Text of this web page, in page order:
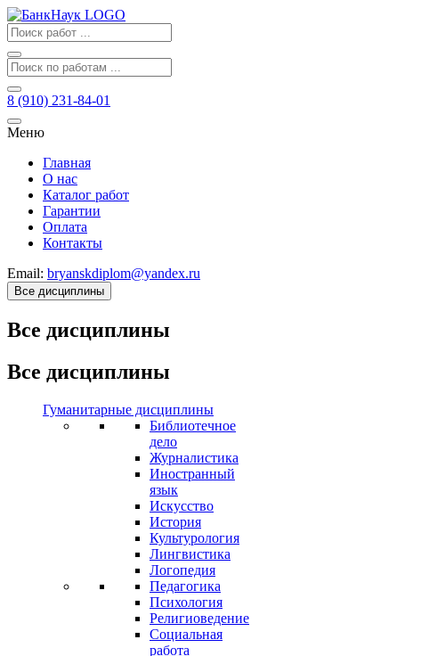
8 (910) 231-84-01
Меню
Главная
О нас
Каталог работ
Гарантии
Оплата
Контакты
Email: bryanskdiplom@yandex.ru
Все дисциплины
Все дисциплины
Все дисциплины
Гуманитарные дисциплины
Библиотечное
дело
Журналистика
Иностранный
язык
Искусство
История
Культурология
Лингвистика
Логопедия
Педагогика
Психология
Религиоведение
Социальная
работа